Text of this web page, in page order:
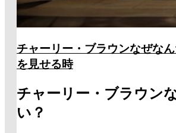
チャーリー・ブラウンなぜな
を見せる時
チャーリー・ブラウン
い？